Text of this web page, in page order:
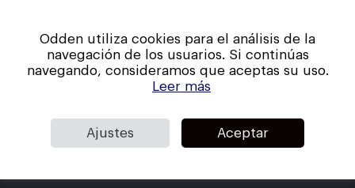
Odden utiliza cookies para el análisis de la
navegación de los usuarios. Si continúas
navegando, consideramos que aceptas su uso.
Leer más
Ajustes Aceptar